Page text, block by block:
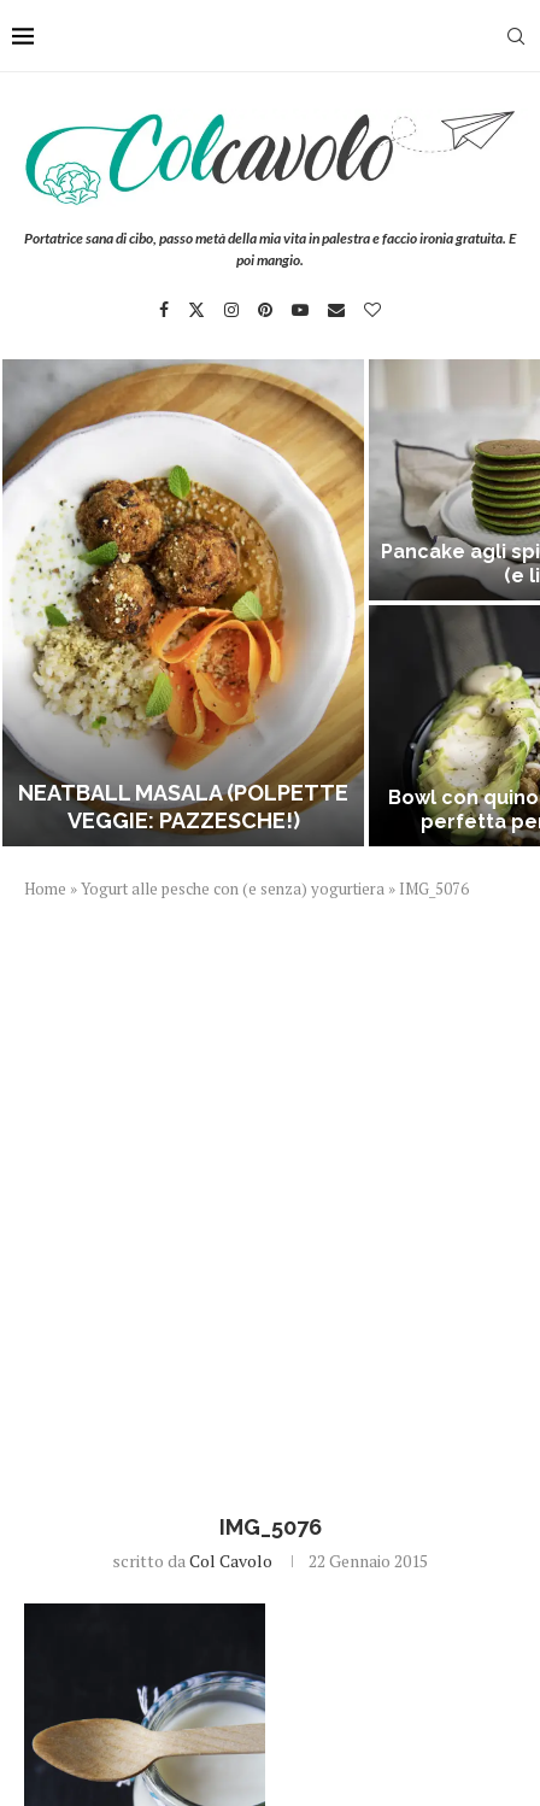
Portatrice sana di cibo, passo metà della mia vita in palestra e faccio ironia gratuita. E
poi mangio.
NEATBALL MASALA (POLPETTE
VEGGIE: PAZZESCHE!)
Pancake agli
(e
Bowl con
perfetta
Home »Yogurt alle pesche con (e senza) yogurtiera » IMG_5076
IMG_5076
scritto daCol Cavolo 22 Gennaio 2015